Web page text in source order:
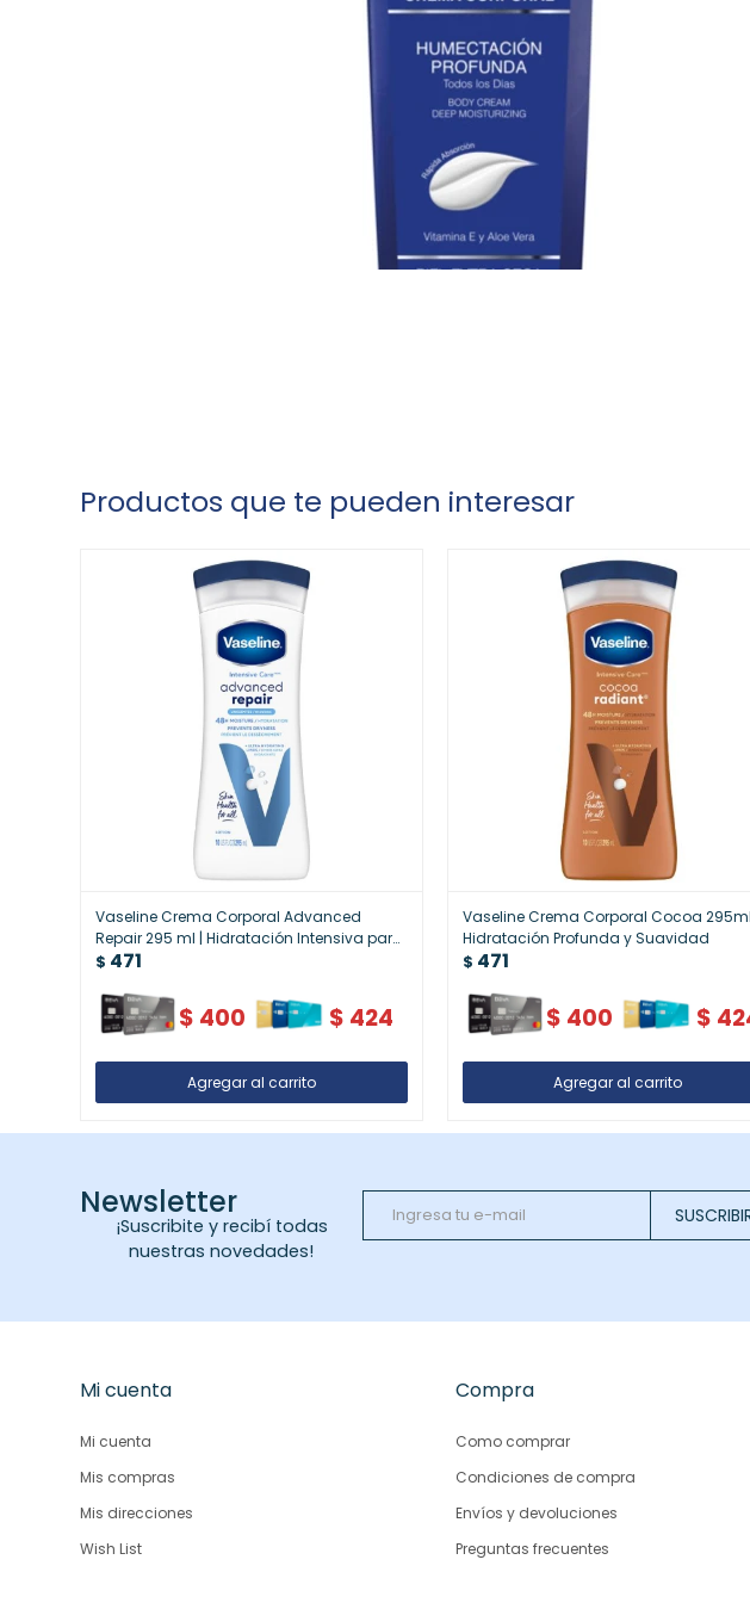
Productos que te pueden interesar
Vaseline Crema Corporal Advanced
Repair 295 ml | Hidratación Intensiva para
Piel Seca
$ 471
$ 400 $ 424
Vaseline Crema Corporal Cocoa
Hidratación Profunda y Suavidad
$ 471
$ 400 $
Newsletter
¡Suscribite y recibí todas
nuestras novedades!
Mi cuenta
Mi cuenta
Mis compras
Mis direcciones
Wish List
Compra
Como comprar
Condiciones de compra
Envíos y devoluciones
Preguntas frecuentes